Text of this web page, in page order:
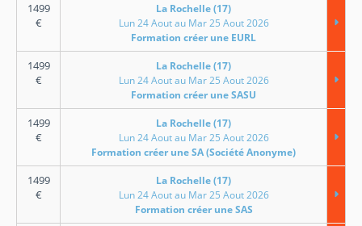
1499
€
La Rochelle (17)
Lun 24 Aout au Mar 25 Aout 2026
Formation créer une EURL
1499
€
La Rochelle (17)
Lun 24 Aout au Mar 25 Aout 2026
Formation créer une SASU
1499
€
La Rochelle (17)
Lun 24 Aout au Mar 25 Aout 2026
Formation créer une SA (Société Anonyme)
1499
€
La Rochelle (17)
Lun 24 Aout au Mar 25 Aout 2026
Formation créer une SAS